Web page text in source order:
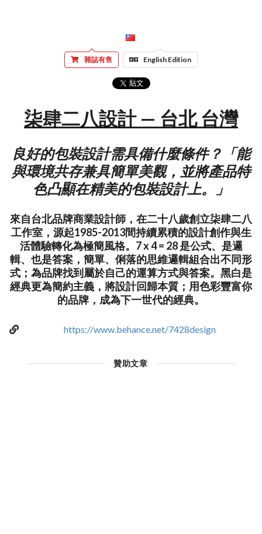
雜誌有售 English Edition
柒肆二八設計 — 台北 台灣
良好的包裝設計需具備什麼條件？「能
與環境共存兼具簡單美觀，並將產品特
色凸顯在精美的包裝設計上。」
來自台北品牌商業設計師，在二十八歲創立柒肆二八
工作室，源起1985-2013間持續累積的設計創作與生
活體驗轉化為極簡風格。7 x 4 = 28 是公式、是邏
輯、也是答案，簡單、俐落的思維邏輯組合出不同形
式；為品牌找到屬於自己的運算方式與答案。黑白是
經典更為簡約主義，將設計回歸本質；用色彩豐富你
的品牌，成為下一世代的經典。
https://www.behance.net/7428design
贊助文章